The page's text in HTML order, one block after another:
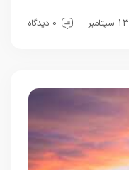
13 سپتامبر 0 دیدگاه